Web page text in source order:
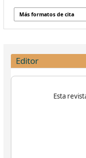
Más formatos de cita
Editor
Esta